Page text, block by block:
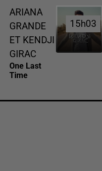
ARIANA
GRANDE
ET KENDJI
GIRAC
One Last
Time
15h03
15h03